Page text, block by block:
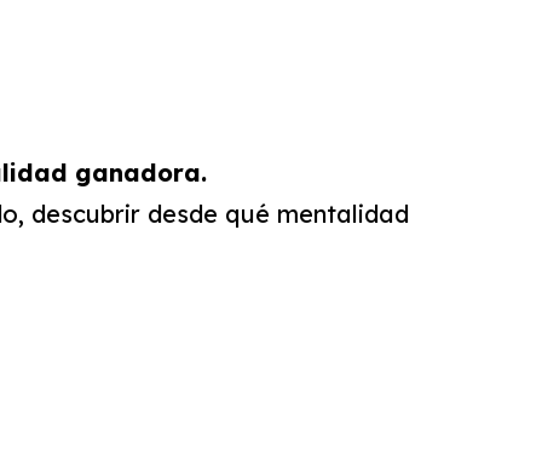
ganadora.
descubrir desde qué mentalidad